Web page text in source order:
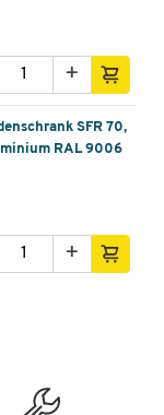
+
SFR 70,
RAL 9006
+